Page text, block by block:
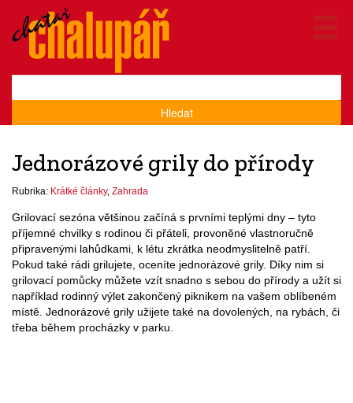
Hledat
Jednorázové grily do přírody
Rubrika: Krátké články, Zahrada
Grilovací sezóna většinou začíná s prvními teplými dny – tyto
příjemné chvilky s rodinou či přáteli, provoněné vlastnoručně
připravenými lahůdkami, k létu zkrátka neodmyslitelně patří.
Pokud také rádi grilujete, oceníte jednorázové grily. Díky nim si
grilovací pomůcky můžete vzít snadno s sebou do přírody a užít si
například rodinný výlet zakončený piknikem na vašem oblíbeném
místě. Jednorázové grily užijete také na dovolených, na rybách, či
třeba během procházky v parku.